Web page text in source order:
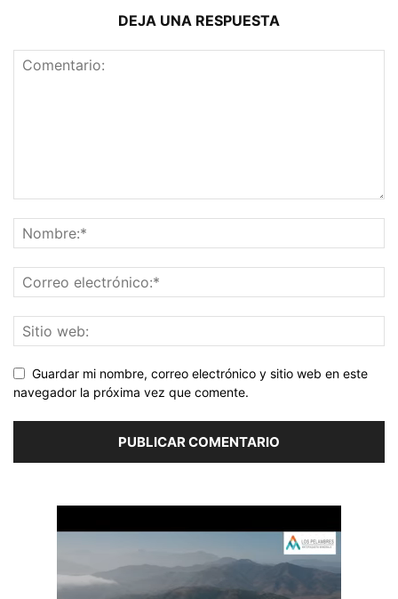
DEJA UNA RESPUESTA
Guardar mi nombre, correo electrónico y sitio web en este
navegador la próxima vez que comente.